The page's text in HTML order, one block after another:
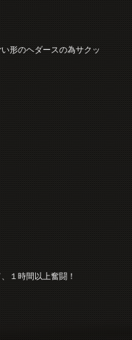
形のヘダースの為サクッ
１時間以上奮闘！